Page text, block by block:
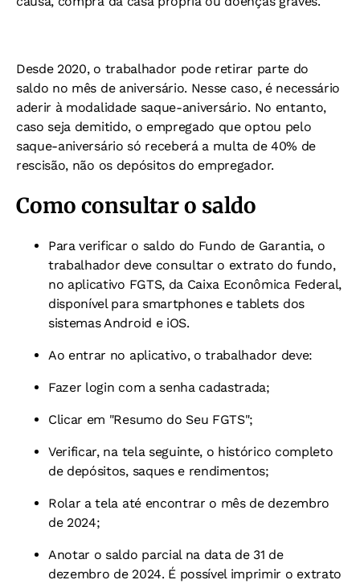
Desde 2020, o trabalhador pode retirar parte do
saldo no mês de aniversário. Nesse caso, é necessário
aderir à modalidade saque-aniversário. No entanto,
caso seja demitido, o empregado que optou pelo
saque-aniversário só receberá a multa de 40% de
rescisão, não os depósitos do empregador.
Como consultar o saldo
Para verificar o saldo do Fundo de Garantia, o
trabalhador deve consultar o extrato do fundo,
no aplicativo FGTS, da Caixa Econômica Federal,
disponível para smartphones e tablets dos
sistemas Android e iOS.
Ao entrar no aplicativo, o trabalhador deve:
Fazer login com a senha cadastrada;
Clicar em "Resumo do Seu FGTS";
Verificar, na tela seguinte, o histórico completo
de depósitos, saques e rendimentos;
Rolar a tela até encontrar o mês de dezembro
de 2024;
Anotar o saldo parcial na data de 31 de
dezembro de 2024. É possível imprimir o extrato